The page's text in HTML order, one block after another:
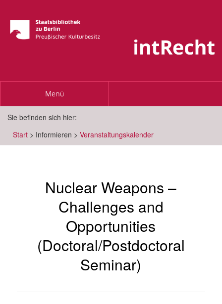
Toggle
Menü
Sie befinden sich hier:
Start > Informieren > Veranstaltungskalender
Nuclear Weapons –
Challenges and
Opportunities
(Doctoral/Postdoctoral
Seminar)